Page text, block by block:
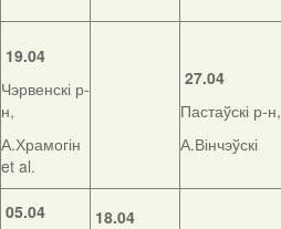
19.04
Чэрвенскі р-
н,
А.Храмогін
et al.
27.04
Пастаўскі р-н,
А.Вінчэўскі
05.04
18.04